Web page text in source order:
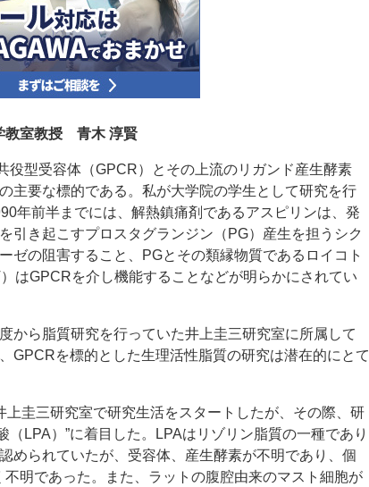
教室教授 青木 淳賢
役型受容体（GPCR）とその上流のリガンド産生酵素
主要な標的である。私が大学院の学生として研究を行
年前半までには、解熱鎮痛剤であるアスピリンは、発
引き起こすプロスタグランジン（PG）産生を担うシク
ゼの阻害すること、PGとその類縁物質であるロイコト
はGPCRを介し機能することなどが明らかにされてい
から脂質研究を行っていた井上圭三研究室に所属して
GPCRを標的とした生理活性脂質の研究は潜在的にとて
圭三研究室で研究生活をスタートしたが、その際、研
（LPA）”に着目した。LPAはリゾリン脂質の一種であり
められていたが、受容体、産生酵素が不明であり、個
明であった。また、ラットの腹腔由来のマスト細胞が